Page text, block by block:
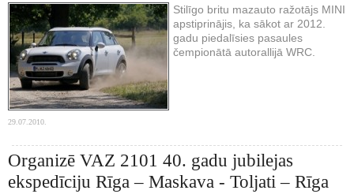
Stilīgo britu mazauto ražotājs MINI
apstiprinājis, ka sākot ar 2012.
gadu piedalīsies pasaules
čempionātā autorallijā WRC.
29.07.2010.
Organizē VAZ 2101 40. gadu jubilejas
ekspedīciju Rīga – Maskava - Toljati – Rīga